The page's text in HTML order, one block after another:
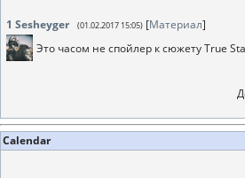
1 Sesheyger (01.02.2017 15:05) [Материал]
Это часом не спойлер к сюжету True
Calendar